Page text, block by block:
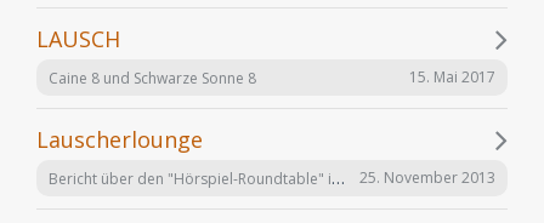
LAUSCH
Caine 8 und Schwarze Sonne 8 15. Mai 2017
Lauscherlounge
Bericht über den "Hörspiel-Roundtable" im Lauschermagazin 25. November 2013